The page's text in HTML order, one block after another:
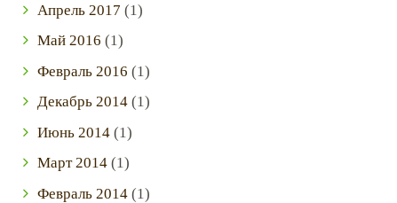
Апрель 2017 (1)
Май 2016 (1)
Февраль 2016 (1)
Декабрь 2014(1)
Июнь 2014(1)
Март2014(1)
Февраль 2014(1)